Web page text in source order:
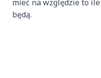
mieć na względzie to
będą.